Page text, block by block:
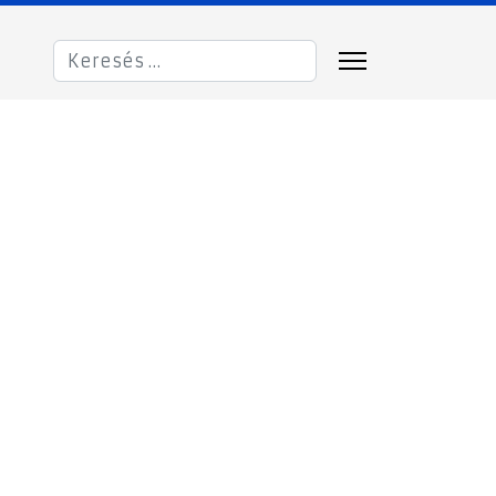
Keresés...